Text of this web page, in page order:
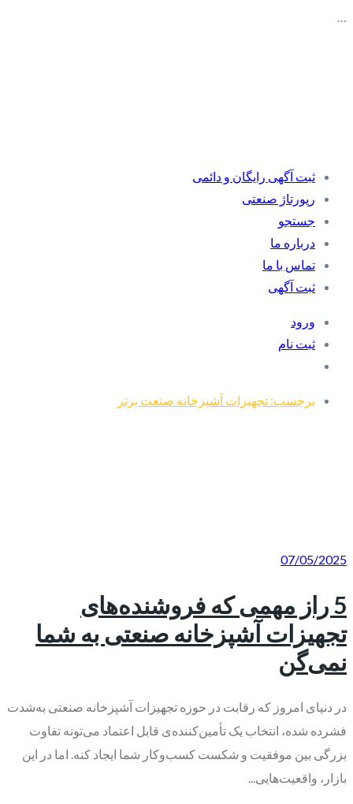
…
ثبت آگهی رایگان و دائمی
رپورتاژ صنعتی
جستجو
درباره ما
تماس با ما
ثبت آگهی
ورود
ثبت نام
برچسب: تجهیزات آشپزخانه صنعت برتر
07/05/2025
5 راز مهمی که فروشنده‌های
تجهیزات آشپزخانه صنعتی به شما
نمی‌گن
در دنیای امروز که رقابت در حوزه تجهیزات آشپزخانه صنعتی به‌شدت
فشرده شده، انتخاب یک تأمین‌کننده‌ی قابل اعتماد می‌تونه تفاوت
بزرگی بین موفقیت و شکست کسب‌وکار شما ایجاد کنه. اما در این
بازار، واقعیت‌هایی...